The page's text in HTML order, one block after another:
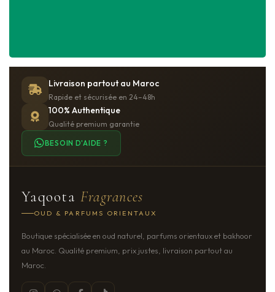
Livraison partout au Maroc
Rapide et sécurisée en 24–48h
100% Authentique
Qualité premium garantie
BESOIN D'AIDE ?
Yaqoota Fragrances
OUD & PARFUMS ORIENTAUX
Boutique spécialisée en oud naturel, parfums orientaux et bakhoor
au Maroc. Qualité premium, prix justes, livraison partout au
Maroc.